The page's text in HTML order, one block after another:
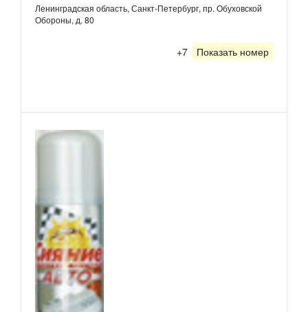
Ленинградская область, Санкт-Петербург, пр. Обуховской
Обороны, д. 80
+7 Показать номер